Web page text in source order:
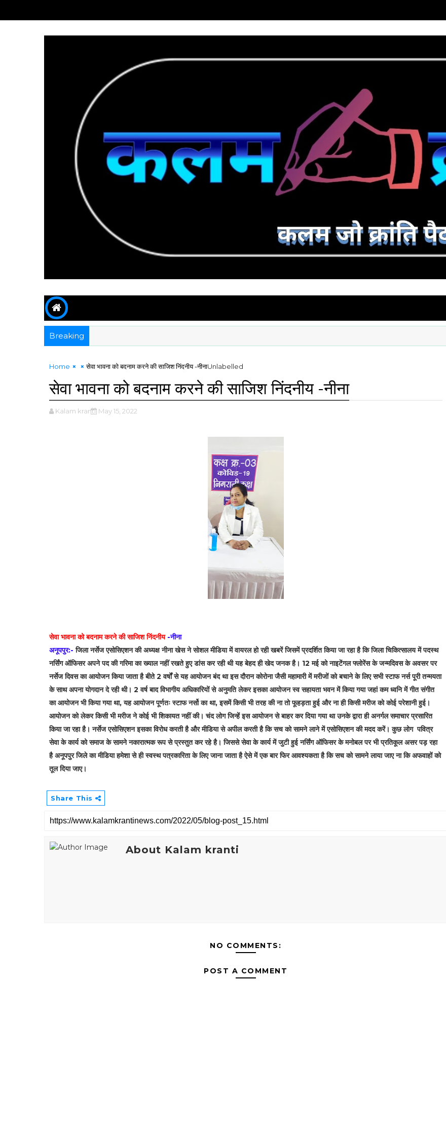
Breaking
Home Unlabelled
सेवा भावना को बदनाम करने की साजिश निंदनीय -नीना
सेवा भावना को बदनाम करने की साजिश निंदनीय -नीना
Kalam kranti May 15, 2022
सेवा भावना को बदनाम करने की साजिश निंदनीय-नीना
अनूपपुर:-जिला नर्सेज एसोसिएशन की अध्यक्ष नीना खेस ने सोशल मीडिया में वायरल हो रही खबरें जिसमें प्रदर्शित किया जा रहा है कि जिला चिकित्सालय में पदस्थ
नर्सिंग ऑफिसर अपने पद की गरिमा का ख्याल नहीं रखते हुए डांस कर रही थी यह बेहद ही खेद जनक है। 12 मई को नाइटेंगल फ्लोरेंस के जन्मदिवस के अवसर पर
नर्सेज दिवस का आयोजन किया जाता है बीते 2 वर्षों से यह आयोजन बंद था इस दौरान कोरोना जैसी महामारी में मरीजों को बचाने के लिए सभी स्टाफ नर्स पूरी तन्मयता
के साथ अपना योगदान दे रही थी। 2 वर्ष बाद विभागीय अधिकारियों से अनुमति लेकर इसका आयोजन स्व सहायता भवन में किया गया जहां कम ध्वनि में गीत संगीत
का आयोजन भी किया गया था, यह आयोजन पूर्णतः स्टाफ नर्सो का था, इसमें किसी भी तरह की ना तो फूहड़ता हुई और ना ही किसी मरीज को कोई परेशानी हुई।
आयोजन को लेकर किसी भी मरीज ने कोई भी शिकायत नहीं की। चंद लोग जिन्हें इस आयोजन से बाहर कर दिया गया था उनके द्वारा ही अनर्गल समाचार प्रसारित
किया जा रहा है। नर्सेज एसोसिएशन इसका विरोध करती है और मीडिया से अपील करती है कि सच को सामने लाने में एसोसिएशन की मदद करें। कुछ लोग पवित्र
सेवा के कार्य को समाज के सामने नकारात्मक रूप से प्रस्तुत कर रहे है। जिससे सेवा के कार्य में जुटी हुई नर्सिंग ऑफिसर के मनोबल पर भी प्रतिकूल असर पड़ रहा
है अनूपपुर जिले का मीडिया हमेशा से ही स्वस्थ पत्रकारिता के लिए जाना जाता है ऐसे में एक बार फिर आवश्यकता है कि सच को सामने लाया जाए ना कि अफवाहों को
तूल दिया जाए।
Share This
About Kalam kranti
NO COMMENTS:
POST A COMMENT